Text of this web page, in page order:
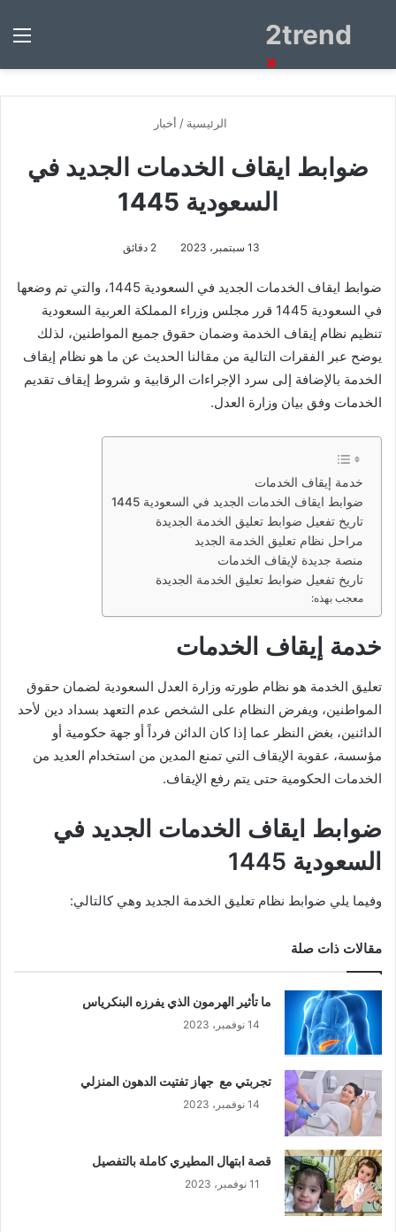
2trendبحث
الرئيسية / أخبار
ضوابط ايقاف الخدمات الجديد في
السعودية 1445
13 سبتمبر، 2023
ضوابط ايقاف الخدمات الجديد في السعودية 1445، والتي تم وضعها
في السعودية 1445 قرر مجلس وزراء المملكة العربية السعودية
تنظيم نظام إيقاف الخدمة وضمان حقوق جميع المواطنين، لذلك
يوضح عبر الفقرات التالية من مقالنا الحديث عن ما هو نظام إيقاف
الخدمة بالإضافة إلى سرد الإجراءات الرقابية و شروط إيقاف تقديم
الخدمات وفق بيان وزارة العدل.
خدمة إيقاف الخدمات
ضوابط ايقاف الخدمات الجديد في السعودية 1445
تاريخ تفعيل ضوابط تعليق الخدمة الجديدة
مراحل نظام تعليق الخدمة الجديد
منصة جديدة لإيقاف الخدمات
تاريخ تفعيل ضوابط تعليق الخدمة الجديدة
معجب بهذه:
خدمة إيقاف الخدمات
تعليق الخدمة هو نظام طورته وزارة العدل السعودية لضمان حقوق
المواطنين، ويفرض النظام على الشخص عدم التعهد بسداد دين لأحد
الدائنين، بغض النظر عما إذا كان الدائن فرداً أو جهة حكومية أو
مؤسسة، عقوبة الإيقاف التي تمنع المدين من استخدام العديد من
الخدمات الحكومية حتى يتم رفع الإيقاف.
ضوابط ايقاف الخدمات الجديد في
السعودية 1445
وفيما يلي ضوابط نظام تعليق الخدمة الجديد وهي كالتالي:
مقالات ذات صلة
ما تأثير الهرمون الذي يفرزه البنكرياس
14 نوفمبر، 2023
تجربتي مع جهاز تفتيت الدهون المنزلي
14 نوفمبر، 2023
قصة ابتهال المطيري كاملة بالتفصيل
11 نوفمبر، 2023
×